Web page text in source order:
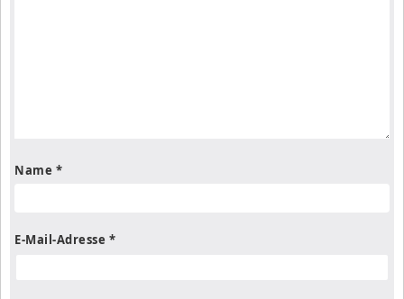
Name *
E-Mail-Adresse *